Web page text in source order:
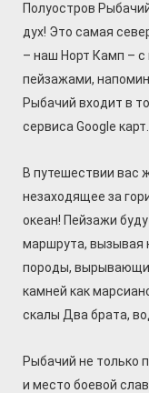
Полуостров
дух! Это самая
– наш Норт Камп –
пейзажами,
Рыбачий входит в
сервиса Googlе карт.
В путешествии вас
незаходящее за
океан! Пейзажи
маршрута, вызывая
породы,
камней как
скалы Два брата,
Рыбачий не только
и место боевой